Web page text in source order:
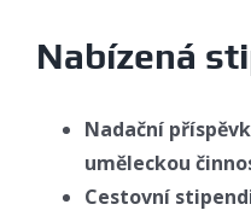
Nabízená
Nadační
uměleckou
Cestovní